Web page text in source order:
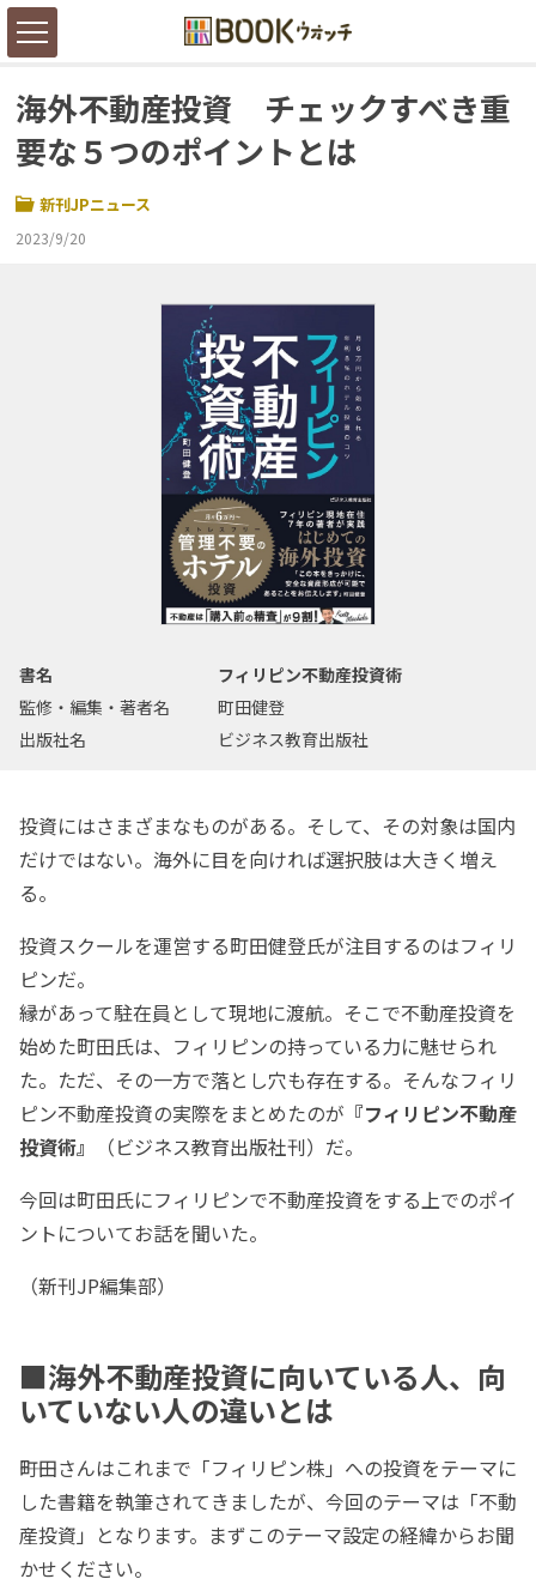
海外不動産投資 チェックすべき重
要な５つのポイントとは
新刊JPニュース
2023/9/20
書名
フィリピン不動産投資術
監修・編集・著者名
町田健登
出版社名
ビジネス教育出版社
投資にはさまざまなものがある。そして、その対象は国内
だけではない。海外に目を向ければ選択肢は大きく増え
る。
投資スクールを運営する町田健登氏が注目するのはフィリ
ピンだ。
縁があって駐在員として現地に渡航。そこで不動産投資を
始めた町田氏は、フィリピンの持っている力に魅せられ
た。ただ、その一方で落とし穴も存在する。そんなフィリ
ピン不動産投資の実際をまとめたのが 『フィリピン不動産
投資術』
（ビジネス教育出版社刊）だ。
今回は町田氏にフィリピンで不動産投資をする上でのポイ
ントについてお話を聞いた。
（新刊JP編集部）
■海外不動産投資に向いている人、向
いていない人の違いとは
――町田さんはこれまで「フィリピン株」への投資をテーマに
した書籍を執筆されてきましたが、今回のテーマは「不動
産投資」となります。まずこのテーマ設定の経緯からお聞
かせください。